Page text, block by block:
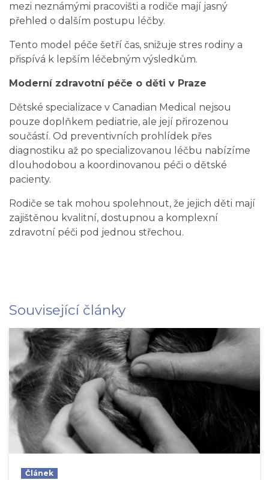
mezi neznámými pracovišti a rodiče mají jasný
přehled o dalším postupu léčby.
Tento model péče šetří čas, snižuje stres rodiny a
přispívá k lepším léčebným výsledkům.
Moderní zdravotní péče o děti v Praze
Dětské specializace v Canadian Medical nejsou
pouze doplňkem pediatrie, ale její přirozenou
součástí. Od preventivních prohlídek přes
diagnostiku až po specializovanou léčbu nabízíme
dlouhodobou a koordinovanou péči o dětské
pacienty.
Rodiče se tak mohou spolehnout, že jejich děti mají
zajištěnou kvalitní, dostupnou a komplexní
zdravotní péči pod jednou střechou.
Související články
Článek